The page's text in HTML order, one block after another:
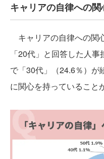
キャリアの自律への関
キャリアの自律への関
「20代」と回答した人
で「30代」（24.6％）が
に関心を持っていること